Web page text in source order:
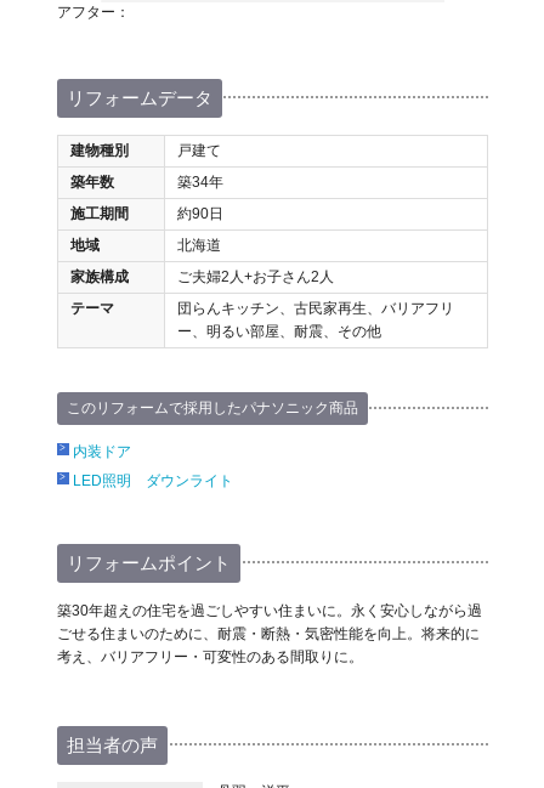
アフター：
リフォームデータ
建物種別
戸建て
築年数
築34年
施工期間
約90日
地域
北海道
家族構成
ご夫婦2人+お子さん2人
テーマ
団らんキッチン、古民家再生、バリアフリ
ー、明るい部屋、耐震、その他
このリフォームで採用したパナソニック商品
内装ドア
LED照明 ダウンライト
リフォームポイント
築30年超えの住宅を過ごしやすい住まいに。永く安心しながら過
ごせる住まいのために、耐震・断熱・気密性能を向上。将来的に
考え、バリアフリー・可変性のある間取りに。
担当者の声